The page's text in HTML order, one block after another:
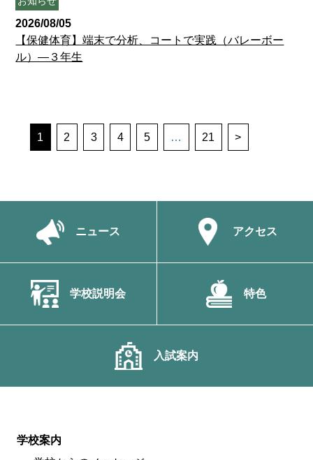
2026/08/05
【保健体育】端末で分析、コートで実践（バレーボー
ル）―３年生
1 2 3 4 5 … 21 >
ニュース アクセス
学校説明会 特色
入試案内
学校案内